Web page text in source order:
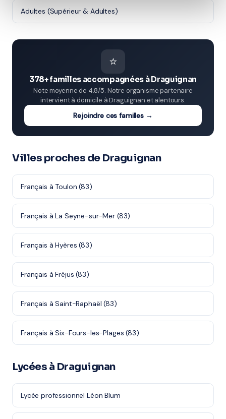
Adultes (Supérieur & Adultes)
⭐
378+ familles accompagnées à Draguignan
Note moyenne de 4.8/5. Notre organisme partenaire
intervient à domicile à Draguignan et alentours.
Rejoindre ces familles →
Villes proches de Draguignan
Français à Toulon (83)
Français à La Seyne-sur-Mer (83)
Français à Hyères (83)
Français à Fréjus (83)
Français à Saint-Raphaël (83)
Français à Six-Fours-les-Plages (83)
Lycées à Draguignan
Lycée professionnel Léon Blum